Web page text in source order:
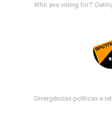
Who you voting for?'
Divergências políticas e